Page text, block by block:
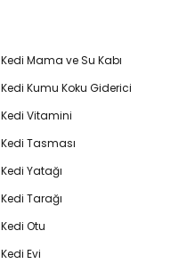
Kedi Mama ve Su Kabı
Kedi Kumu Koku Giderici
Kedi Vitamini
Kedi Tasması
Kedi Yatağı
Kedi Tarağı
Kedi Otu
Kedi Evi